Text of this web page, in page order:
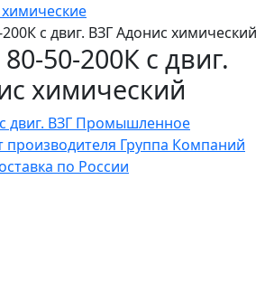
с двиг. ВЗГ Адонис химический
50-200К с двиг.
химический